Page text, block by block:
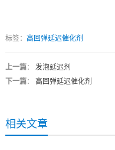
标签： 高回弹延迟催化剂
上一篇： 发泡延迟剂
下一篇： 高回弹延迟催化剂
相关文章